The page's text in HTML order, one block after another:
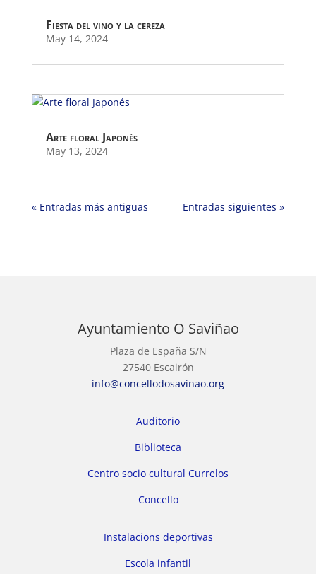
Fiesta del vino y la cereza
May 14, 2024
Arte floral Japonés
May 13, 2024
« Entradas más antiguas Entradas siguientes »
Ayuntamiento O Saviñao
Plaza de España S/N
27540 Escairón
info@concellodosavinao.org
Auditorio
Biblioteca
Centro socio cultural Currelos
Concello
Instalacions deportivas
Escola infantil